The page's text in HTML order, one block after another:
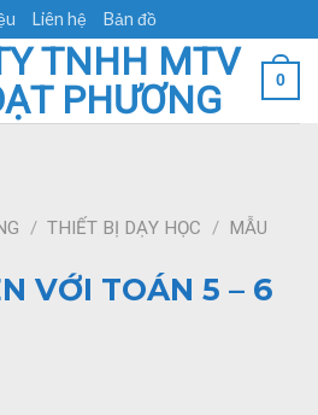
Liên hệ Bản đồ
0
/ THIẾT BỊ DẠY HỌC / MẪU
VỚI TOÁN 5 – 6